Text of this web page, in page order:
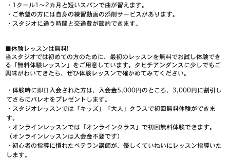
・1クール1～2カ月と短いスパンで曲が習えます。
・ご希望の方には自身の練習動画の添削サービス があります。
・スタジオに通う時間と交通費が節約できます。
■体験レッスンは無料!
当スタジオでは初めての方のために、最初のレッスンを無料でお試し体験でき
る「無料体験レッスン」をご用意しています。タヒチアンダンスに少しでもご
興味がわいてきたら、ぜひ体験レッスンで確かめてみてください。
・体験時に即日入会された方は、入会金5,000円のところ、 3,000円に割引し
てさらにパレオをプレゼント します。
・スタジオレッスンでは「キッズ」「大人」クラスで初回無料体験ができま
す。
・オンラインレッスンでは「オンラインクラス」で初回無料体験できます。
（オンラインレッスンは入会金不要です）
・ 初心者の指導に慣れたベテラン講師が、優しくていねいにレッスン指導いた
します。